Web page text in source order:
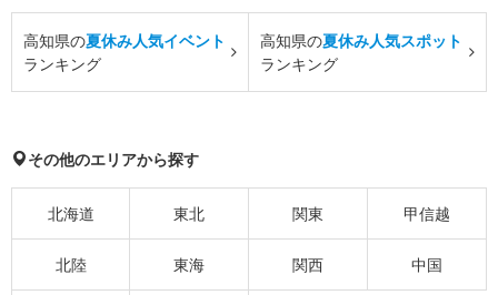
高知県の夏休み人気イベント
ランキング
高知県の夏休み人気スポット
ランキング
その他のエリアから探す
北海道 東北 関東 甲信越
北陸 東海 関西 中国